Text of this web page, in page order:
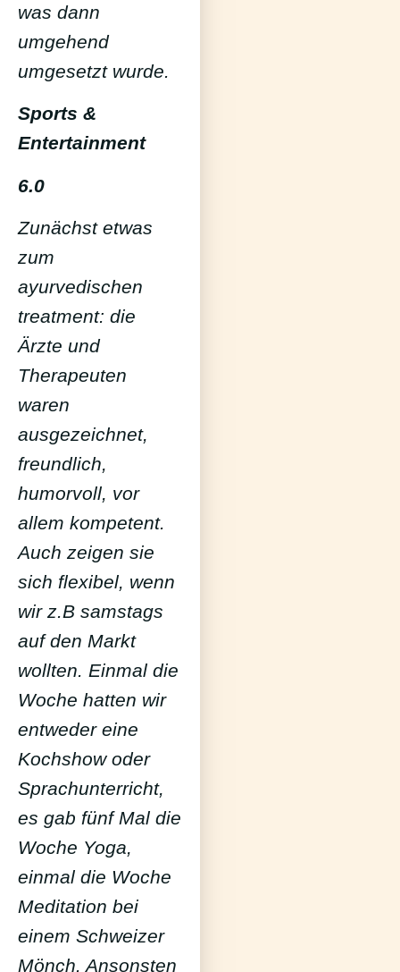
was dann
umgehend
umgesetzt wurde.
Sports &
Entertainment
6.0
Zunächst etwas
zum
ayurvedischen
treatment: die
Ärzte und
Therapeuten
waren
ausgezeichnet,
freundlich,
humorvoll, vor
allem kompetent.
Auch zeigen sie
sich flexibel, wenn
wir z.B samstags
auf den Markt
wollten. Einmal die
Woche hatten wir
entweder eine
Kochshow oder
Sprachunterricht,
es gab fünf Mal die
Woche Yoga,
einmal die Woche
Meditation bei
einem Schweizer
Mönch. Ansonsten